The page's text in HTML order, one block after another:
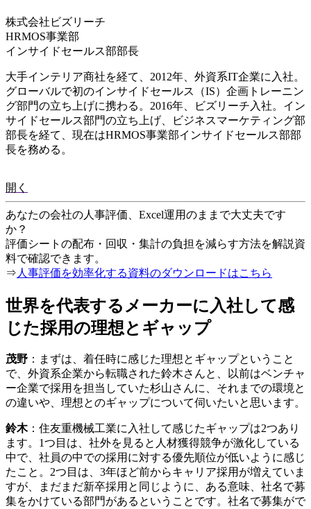
株式会社ビズリーチ
HRMOS事業部
インサイドセールス部部長
大手インテリア商社を経て、2012年、外資系IT企業に入社。
グローバルで初のインサイドセールス（IS）企画トレーニン
グ部門の立ち上げに携わる。2016年、ビズリーチ入社。イン
サイドセールス部門の立ち上げ、ビジネスマーケティング部
部長を経て、現在はHRMOS事業部インサイドセールス部部
長を務める。
開く
あなたの会社の人事評価、Excel運用のままで大丈夫です
か？
評価シートの配布・回収・集計の負担を減らす方法を解説資
料で確認できます。
⇒ 人事評価を効率化する資料のダウンロードはこちら
世界を代表するメーカーに入社して感
じた採用の理想とギャップ
茂野 ：まずは、着任時に感じた理想とギャップということ
で、外資系企業から転職された鈴木さんと、以前はベンチャ
ー企業で採用を担当していた杉山さんに、それまでの環境と
の違いや、理想とのギャップについて伺いたいと思います。
鈴木：住友重機械工業に入社して感じたギャップは2つあり
ます。1つ目は、社外を見ると人材獲得競争が激化している
中で、社員の中での採用に対する優先順位が低いように感じ
たこと。2つ目は、3年ほど前からキャリア採用が増えていま
すが、まだまだ新卒採用と同じように、ある意味、社名で募
集をかけている部門があるということです。社名で募集がで